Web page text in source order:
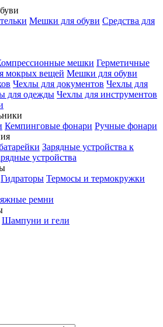
Мешки для обуви Средства для
мешки Герметичные
мокрых вещей Мешки для обуви
Чехлы для документов Чехлы для
для одежды Чехлы для инструментов
Кемпинговые фонари Ручные фонари
Зарядные устройства к
устройства
Гидраторы Термосы и термокружки
ремни
Шампуни и гели